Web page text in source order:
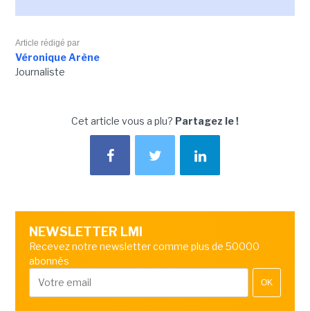
Article rédigé par
Véronique Arène
Journaliste
Cet article vous a plu? Partagez le !
NEWSLETTER LMI
Recevez notre newsletter comme plus de 50000
abonnés
OK